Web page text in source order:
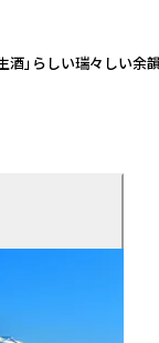
しい瑞々